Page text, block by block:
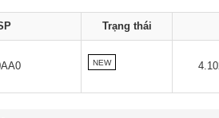
Trạng thái
NEW